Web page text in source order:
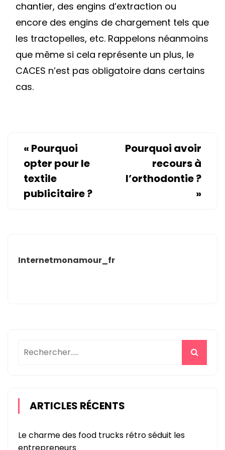
chantier, des engins d’extraction ou
encore des engins de chargement tels que
les tractopelles, etc. Rappelons néanmoins
que même si cela représente un plus, le
CACES n’est pas obligatoire dans certains
cas.
« Pourquoi
opter pour le
textile
publicitaire ?
Pourquoi avoir
recours à
l’orthodontie ?
»
Internetmonamour_fr
ARTICLES RÉCENTS
Le charme des food trucks rétro séduit les
entrepreneurs